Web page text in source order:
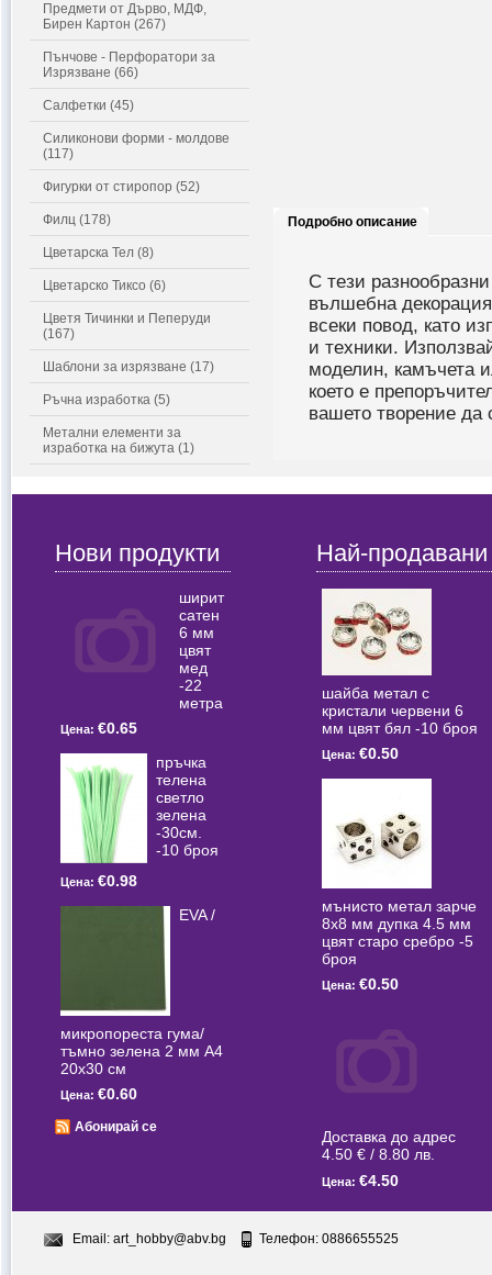
Предмети от Дърво, МДФ,
Бирен Картон (267)
Пънчове - Перфоратори за
Изрязване (66)
Салфетки (45)
Силиконови форми - молдове
(117)
Фигурки от стиропор (52)
Филц (178)
Цветарска Тел (8)
Цветарско Тиксо (6)
Цветя Тичинки и Пеперуди
(167)
Шаблони за изрязване (17)
Ръчна изработка (5)
Метални елементи за
изработка на бижута (1)
Подробно описание
С тези
вълшебна
всеки повод, като
и техники.
моделин, камъчета
което е
вашето творение да
Нови продукти
ширит
сатен
6 мм
цвят
мед
-22
метра
Цена: €0.65
пръчка
телена
светлo
зелена
-30см.
-10 броя
Цена: €0.98
EVA /
микропореста гума/
тъмно зелена 2 мм А4
20x30 см
Цена: €0.60
Абонирай се
Най-продавани
шайба метал с
кристали червени 6
мм цвят бял -10 броя
Цена: €0.50
мънисто метал зарче
8x8 мм дупка 4.5 мм
цвят старо сребро -5
броя
Цена: €0.50
Доставка до адрес
4.50 € / 8.80 лв.
Цена: €4.50
Email: art_hobby@abv.bg Телефон: 0886655525